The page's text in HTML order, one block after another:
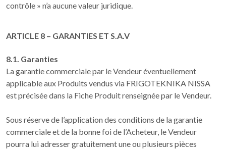
contrôle » n’a aucune valeur juridique.
ARTICLE 8 – GARANTIES ET S.A.V
8.1. Garanties
La garantie commerciale par le Vendeur éventuellement
applicable aux Produits vendus via FRIGOTEKNIKA NISSA
est précisée dans la Fiche Produit renseignée par le Vendeur.
Sous réserve de l’application des conditions de la garantie
commerciale et de la bonne foi de l’Acheteur, le Vendeur
pourra lui adresser gratuitement une ou plusieurs pièces